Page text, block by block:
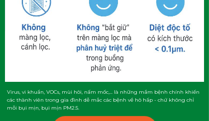
Virus, vi khuẩn, VOCs, mùi hôi, nấm mốc,... là những mầm bệnh chính khiến
các thành viên trong gia đình dễ mắc các bệnh về hô hấp - chứ không chỉ
mỗi bụi mịn, bụi mịn PM2.5.